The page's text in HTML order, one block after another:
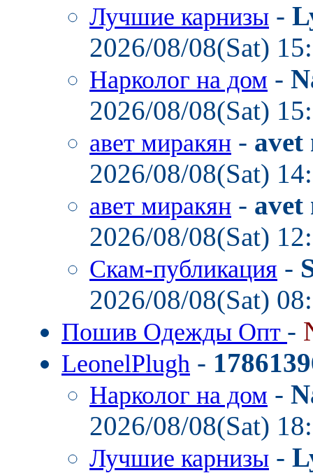
Лучшие карнизы -
2026/08/08(Sat)
Нарколог на дом -
2026/08/08(Sat)
авет миракян - avet
2026/08/08(Sat)
авет миракян - avet
2026/08/08(Sat)
Скам-публикация -
2026/08/08(Sat)
Пошив Одежды Опт -
LeonelPlugh -
Нарколог на дом -
2026/08/08(Sat)
Лучшие карнизы -